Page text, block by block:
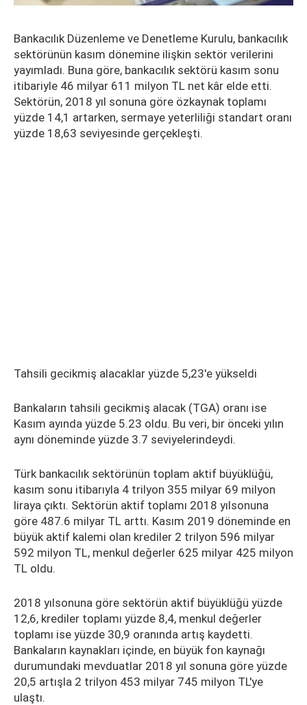
Bankacılık Düzenleme ve Denetleme Kurulu, bankacılık
sektörünün kasım dönemine ilişkin sektör verilerini
yayımladı. Buna göre, bankacılık sektörü kasım sonu
itibariyle 46 milyar 611 milyon TL net kâr elde etti.
Sektörün, 2018 yıl sonuna göre özkaynak toplamı
yüzde 14,1 artarken, sermaye yeterliliği standart oranı
yüzde 18,63 seviyesinde gerçekleşti.
Tahsili gecikmiş alacaklar yüzde 5,23'e yükseldi
Bankaların tahsili gecikmiş alacak (TGA) oranı ise
Kasım ayında yüzde 5.23 oldu. Bu veri, bir önceki yılın
aynı döneminde yüzde 3.7 seviyelerindeydi.
Türk bankacılık sektörünün toplam aktif büyüklüğü,
kasım sonu itibarıyla 4 trilyon 355 milyar 69 milyon
liraya çıktı. Sektörün aktif toplamı 2018 yılsonuna
göre 487.6 milyar TL arttı. Kasım 2019 döneminde en
büyük aktif kalemi olan krediler 2 trilyon 596 milyar
592 milyon TL, menkul değerler 625 milyar 425 milyon
TL oldu.
2018 yılsonuna göre sektörün aktif büyüklüğü yüzde
12,6, krediler toplamı yüzde 8,4, menkul değerler
toplamı ise yüzde 30,9 oranında artış kaydetti.
Bankaların kaynakları içinde, en büyük fon kaynağı
durumundaki mevduatlar 2018 yıl sonuna göre yüzde
20,5 artışla 2 trilyon 453 milyar 745 milyon TL'ye
ulaştı.